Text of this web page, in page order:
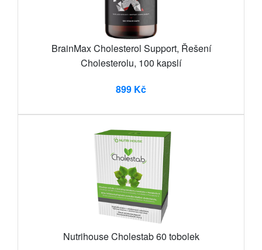
BrainMax Cholesterol Support, Řešení
Cholesterolu, 100 kapslí
899 Kč
Nutrihouse Cholestab 60 tobolek